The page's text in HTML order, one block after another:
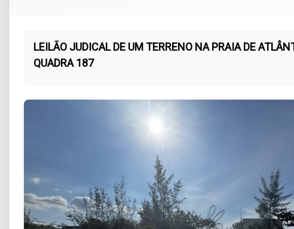
LEILÃO JUDICAL DE UM TERRENO NA PRAIA DE
QUADRA 187